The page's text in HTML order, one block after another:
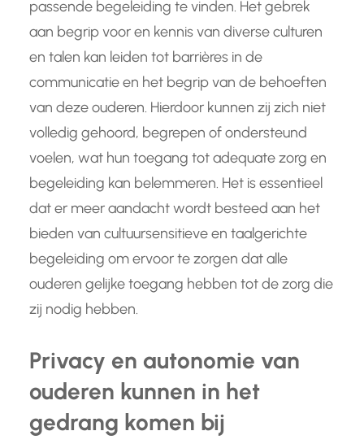
passende begeleiding te vinden. Het gebrek
aan begrip voor en kennis van diverse culturen
en talen kan leiden tot barrières in de
communicatie en het begrip van de behoeften
van deze ouderen. Hierdoor kunnen zij zich niet
volledig gehoord, begrepen of ondersteund
voelen, wat hun toegang tot adequate zorg en
begeleiding kan belemmeren. Het is essentieel
dat er meer aandacht wordt besteed aan het
bieden van cultuursensitieve en taalgerichte
begeleiding om ervoor te zorgen dat alle
ouderen gelijke toegang hebben tot de zorg die
zij nodig hebben.
Privacy en autonomie van
ouderen kunnen in het
gedrang komen bij